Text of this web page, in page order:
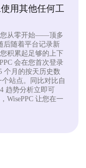
用其他任何工
您从零开始——顶多
后随着平台记录新
积累起足够的上下
会在您首次登录
个月的按天历史数
站点。同比对比自
趋势分析立即可
WisePPC 让您在一